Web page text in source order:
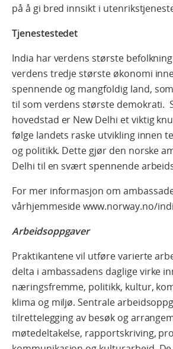
på å gi bred innsikt i
Tjenestestedet
India har verdens største
verdens tredje største økonomi
spennende og mangfoldig land,
til som verdens største demokrati.
hovedstad er New Delhi et viktig
følge landets raske utvikling innen
og politikk. Dette gjør den norske
Delhi til en svært spennende
For mer informasjon om
vårhjemmesidewww.norway.no/
Arbeidsoppgaver
Praktikantene vil utføre varierte
delta i ambassadens daglige virke
næringsfremme, politikk, kultur,
klima og miljø. Sentrale
tilrettelegging av besøk og
møtedeltakelse, rapportskriving,